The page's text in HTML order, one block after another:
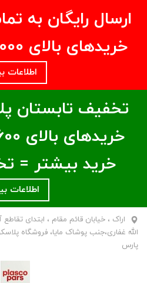
ارسال رایگان به
خریدهای بالای ۵/950/000 تومان
اطلاعات
تخفیف تابستان
خرید بیشتر =
اطلاعات
اراک ، خیابان قائم مقام ، ابتدای
الله غفاری،جنب پوشاک مایا، فروشگاه
پارس